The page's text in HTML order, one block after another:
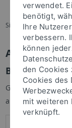
Sie sind hier:
Anmelden
Geben Sie Ihren
anzumelden:
verwendet.
benötigt,
Ihre
verbessern.
können
den Cookies
Cookies des
mit weiteren
verknüpft.